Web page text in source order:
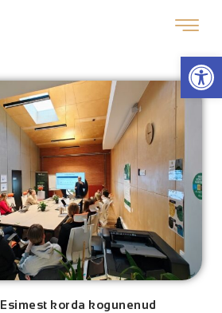
Esimest korda kogunenud